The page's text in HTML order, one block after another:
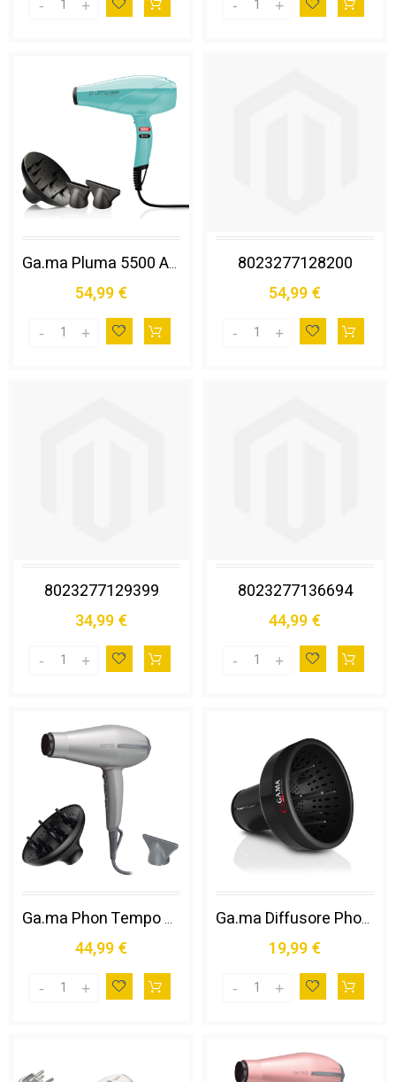
Ga.ma Pluma 5500 Asciuga Capelli 2400 W Turchese
54,99 €
8023277128200
54,99 €
8023277129399
34,99 €
8023277136694
44,99 €
Ga.ma Phon Tempo 5 D Asciuga Capelli 2200 W Grigio
44,99 €
Ga.ma Diffusore Phon Universale Gama, Adatto per Tutti I Tipi di Phon, Asciugature Veloci e Delicate, per Acconciature Voluminose, Boccoli e Styling Ricci, Effetto Anti Crespo
19,99 €